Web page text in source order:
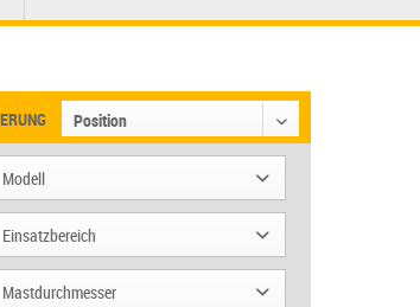
Modell
Sunwing Casa
Dacapo
Mezzo
Einsatzbereich
Terrasse & Garten
Mastdurchmesser